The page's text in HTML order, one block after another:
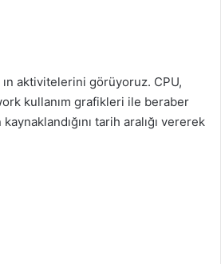
aktivitelerini görüyoruz. CPU,
kullanım grafikleri ile beraber
tarih aralığı vererek